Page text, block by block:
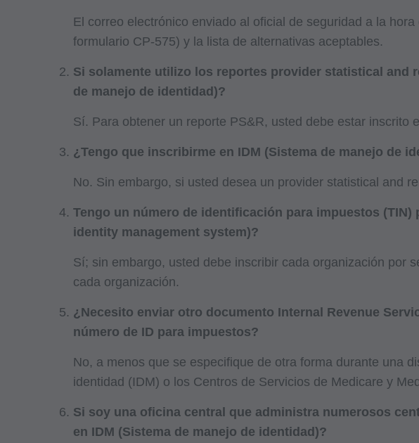
El correo electrónico enviado al oficial de seguridad a la
formulario CP-575) y la lista de alternativas aceptables.
Si solamente utilizo los reportes provider statistical and
de manejo de identidad)?
Sí. Para obtener un reporte PS&R, usted debe estar inscrito
¿Tengo que inscribirme en IDM (Sistema de manejo de
No. Sin embargo, si usted desea un provider statistical and
Tengo un número de identificación para impuestos
identity management system)?
Sí; sin embargo, usted debe inscribir cada organización por
cada organización.
¿Necesito enviar otro documento Internal Revenue
número de ID para impuestos?
No, a menos que se especifique de otra forma durante una
identidad (IDM) o los Centros de Servicios de Medicare y
Si soy una oficina central que administra numerosos
en IDM (Sistema de manejo de identidad)?